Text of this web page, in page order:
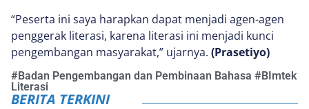
“Peserta ini saya harapkan dapat menjadi agen-agen
penggerak literasi, karena literasi ini menjadi kunci
pengembangan masyarakat,” ujarnya. (Prasetiyo)
#Badan Pengembangan dan Pembinaan Bahasa #BImtek
Literasi
BERITA TERKINI